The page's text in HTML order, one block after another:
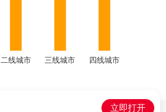
二线城市 三线城市 四线城市
立即打开